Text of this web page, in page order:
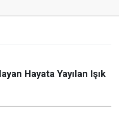
Hayata Yayılan Işık